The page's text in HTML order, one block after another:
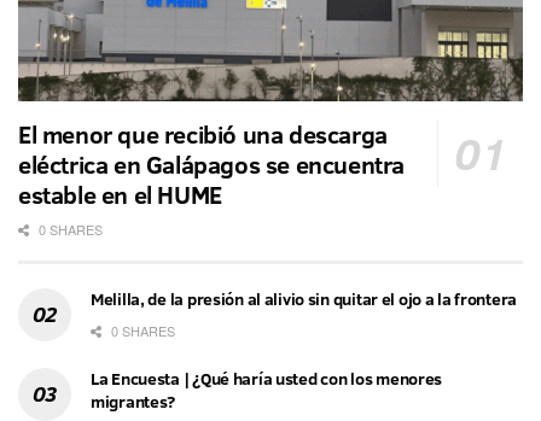
El menor que recibió una descarga
eléctrica en Galápagos se encuentra
estable en el HUME
0 SHARES
Melilla, de la presión al alivio sin quitar el ojo a la frontera
0 SHARES
La Encuesta | ¿Qué haría usted con los menores
migrantes?